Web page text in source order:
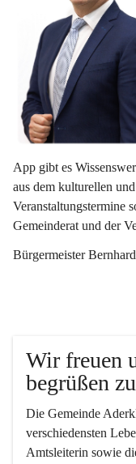
App gibt es
aus dem kulturellen
Veranstaltungstermine
Gemeinderat und der
Bürgermeister
Wir freuen
begrüßen
Die Gemeinde
verschiedensten
Amtsleiterin sowie